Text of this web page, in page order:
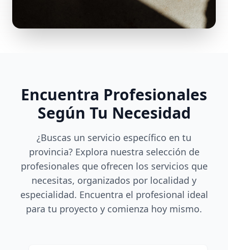
Encuentra Profesionales
Según Tu Necesidad
¿Buscas un servicio específico en tu
provincia? Explora nuestra selección de
profesionales que ofrecen los servicios que
necesitas, organizados por localidad y
especialidad. Encuentra el profesional ideal
para tu proyecto y comienza hoy mismo.